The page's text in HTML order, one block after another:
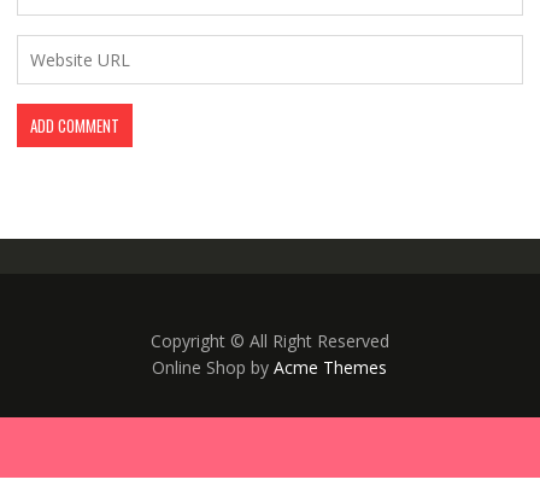
Copyright © All Right Reserved
Online Shop byAcme Themes